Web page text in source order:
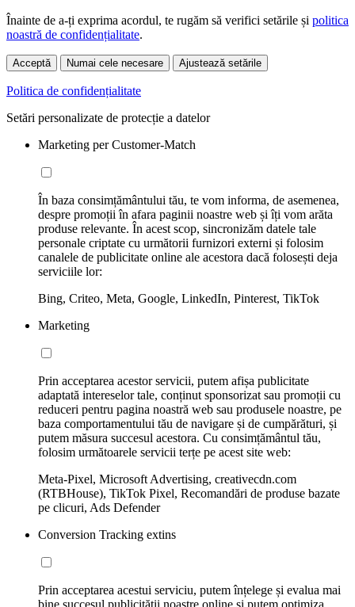
Înainte de a-ți exprima acordul, te rugăm să verifici setările și politica
noastră de confidențialitate.
Acceptă Numai cele necesare Ajustează setările
Politica de confidențialitate
Setări personalizate de protecție a datelor
Marketing per Customer-Match
În baza consimțământului tău, te vom informa, de asemenea,
despre promoții în afara paginii noastre web și îți vom arăta
produse relevante. În acest scop, sincronizăm datele tale
personale criptate cu următorii furnizori externi și folosim
canalele de publicitate online ale acestora dacă folosești deja
serviciile lor:
Bing, Criteo, Meta, Google, LinkedIn, Pinterest, TikTok
Marketing
Prin acceptarea acestor servicii, putem afișa publicitate
adaptată intereselor tale, conținut sponsorizat sau promoții cu
reduceri pentru pagina noastră web sau produsele noastre, pe
baza comportamentului tău de navigare și de cumpărături, și
putem măsura succesul acestora. Cu consimțământul tău,
folosim următoarele servicii terțe pe acest site web:
Meta-Pixel, Microsoft Advertising, creativecdn.com
(RTBHouse), TikTok Pixel, Recomandări de produse bazate
pe clicuri, Ads Defender
Conversion Tracking extins
Prin acceptarea acestui serviciu, putem înțelege și evalua mai